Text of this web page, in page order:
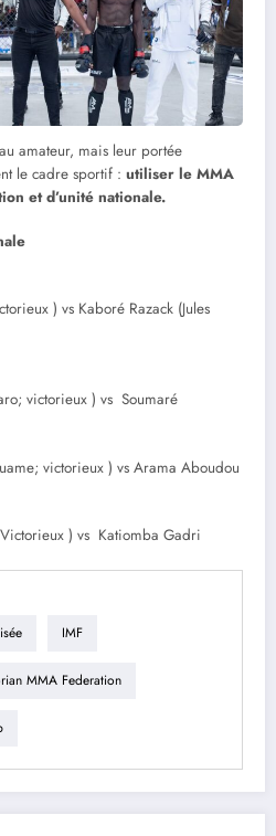
amateur, mais leur portée
le cadre sportif : utiliser le MMA
et d’unité nationale.
) vs Kaboré Razack (Jules
victorieux ) vs Soumaré
victorieux ) vs Arama Aboudou
) vs Katiomba Gadri
IMF
MMA Federation